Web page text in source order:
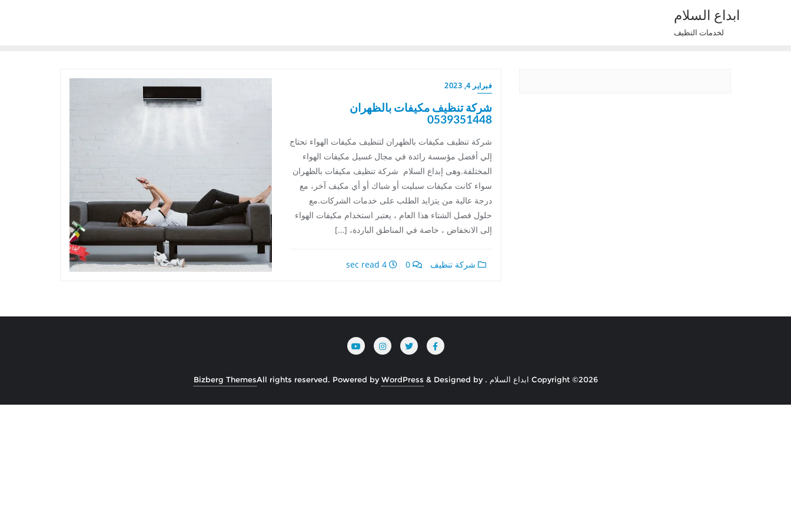
ابداع السلام
لخدمات التظيف
فبراير 4, 2023
شركة تنظيف مكيفات بالظهران
0539351448
شركة تنظيف مكيفات بالظهران لتنظيف مكيفات الهواء تحتاج
إلي أفضل مؤسسة رائدة في مجال غسيل مكيفات الهواء
المختلفة.وهى إبداع السلام شركة تنظيف مكيفات بالظهران
سواء كانت مكيفات سبليت أو شباك أو أي مكيف آخر، مع
درجة عالية من يتزايد الطلب على خدمات الشركات.مع
حلول فصل الشتاء هذا العام ، يعتبر استخدام مكيفات الهواء
إلى الانخفاض ، خاصة في المناطق الباردة، […]
شركة تنظيف
Copyright ©2026 ابداع السلام . All rights reserved. Powered byWordPress & Designed by
Bizberg Themes